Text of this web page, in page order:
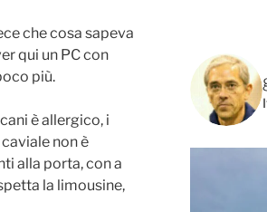
che cosa sapeva
qui un PC con
più.
è allergico, i
non è
alla porta, con a
la limousine,